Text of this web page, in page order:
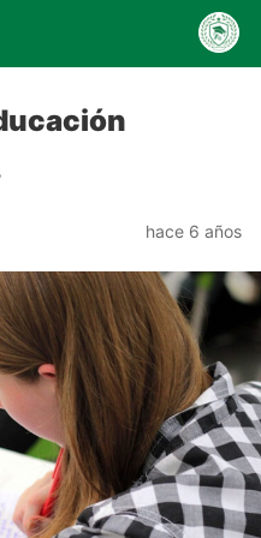
hace 6 años